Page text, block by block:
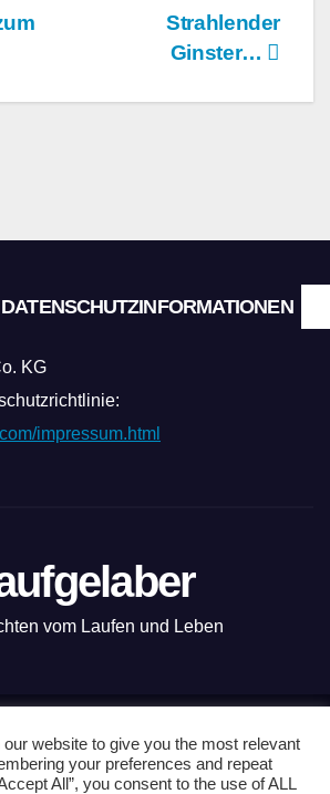
Strahlender
Ginster…
KG
impressum.html
vom Laufen und Leben
von WordPress
Theme: News Live by
Themeansar.
website to give you the most relevant
your preferences and repeat
All”, you consent to the use of ALL